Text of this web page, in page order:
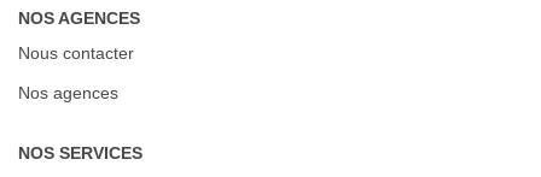
NOS AGENCES
Nous contacter
Nos agences
NOS SERVICES